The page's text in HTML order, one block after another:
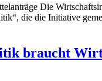
Die
die die Initiative
braucht